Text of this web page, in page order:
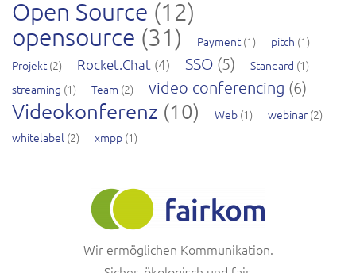
Open Source (12)
opensource (31) Payment (1) pitch (1)
Projekt (2) Rocket.Chat (4) SSO (5) Standard (1)
streaming (1) Team (2) video conferencing (6)
Videokonferenz (10) Web (1) webinar (2)
whitelabel (2) xmpp (1)
Wir ermöglichen Kommunikation.